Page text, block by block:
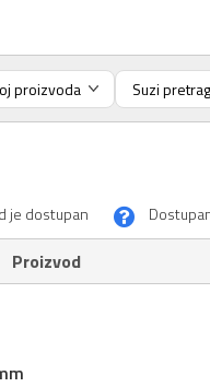
je dostupan
Proizvod